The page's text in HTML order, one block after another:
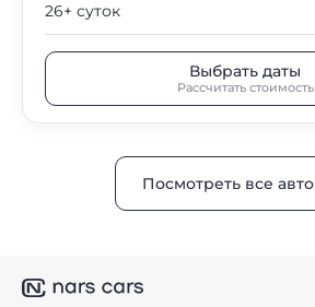
26+ суток
Выбрать даты
Рассчитать стоимость
Посмотреть все авто